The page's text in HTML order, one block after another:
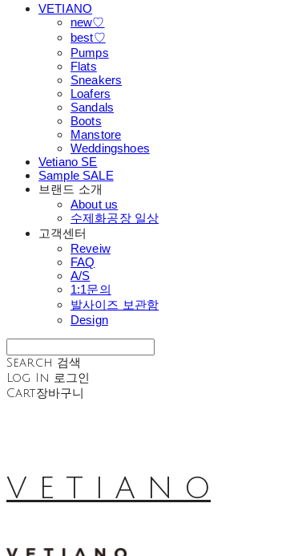
VETIANO
new♡
best♡
Pumps
Flats
Sneakers
Loafers
Sandals
Boots
Manstore
Weddingshoes
Vetiano SE
Sample SALE
브랜드 소개
About us
수제화공장 일상
고객센터
Reveiw
FAQ
A/S
1:1문의
발사이즈 보관함
Design
Search 검색
Log In 로그인
Cart장바구니
V E T I A N O